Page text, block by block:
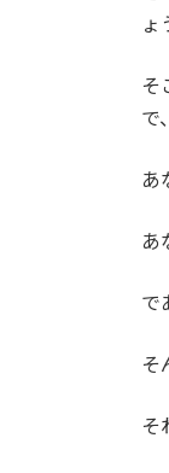
ょ
そ
で
あ
あ
で
そ
そ